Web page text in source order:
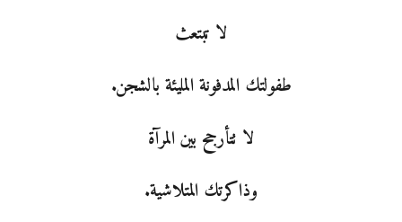
لا تبتعث
طفولتك المدفونة المليئة بالشجن.
لا تتأرجح بين المرآة
وذاكرتك المتلاشية.